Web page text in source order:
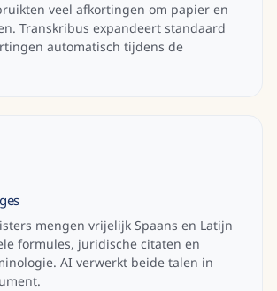
veel afkortingen om papier en
Transkribus expandeert standaard
automatisch tijdens de
mengen vrijelijk Spaans en Latijn
formules, juridische citaten en
AI verwerkt beide talen in